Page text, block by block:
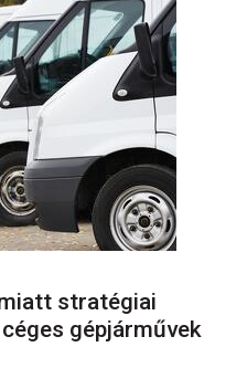
stratégiai
gépjárművek